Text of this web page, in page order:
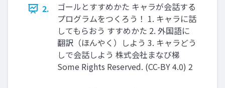
2.
ゴールとすすめかた キャラが会話する
プログラムをつくろう！ 1. キャラに話
してもらおう すすめかた 2. 外国語に
翻訳（ほんやく）しよう 3. キャラどう
しで会話しよう 株式会社まなび梯
Some Rights Reserved. (CC-BY 4.0) 2